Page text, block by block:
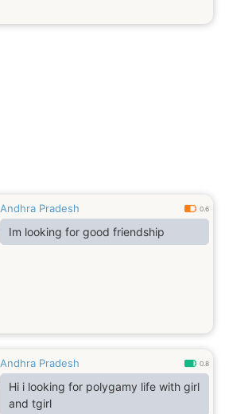
Andhra Pradesh 0.6
Im looking for good friendship
Andhra Pradesh 0.8
Hi i looking for polygamy life with girl
and tgirl